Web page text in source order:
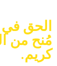
الحق
مُنح من
كريم.